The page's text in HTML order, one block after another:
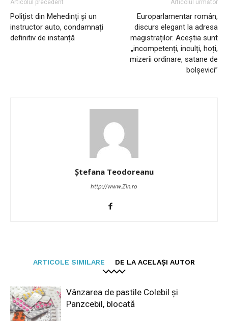
Articolul precedent
Polițist din Mehedinți și un
instructor auto, condamnați
definitiv de instanță
Articolul următor
Europarlamentar român,
discurs elegant la adresa
magistraților. Aceștia sunt
„incompetenți, inculți, hoți,
mizerii ordinare, satane de
bolșevici”
Ștefana Teodoreanu
http://www.Zin.ro
ARTICOLE SIMILARE DE LA ACELAȘI AUTOR
Vânzarea de pastile Colebil și
Panzcebil, blocată